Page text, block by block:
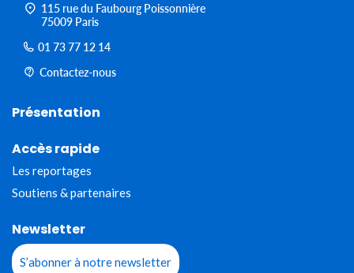
115 rue du Faubourg Poissonnière
75009 Paris
01 73 77 12 14
Contactez-nous
Présentation
Accès rapide
Les reportages
Soutiens & partenaires
Newsletter
S’abonner à notre newsletter